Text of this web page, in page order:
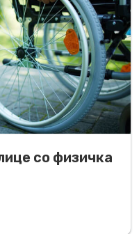
со физичка